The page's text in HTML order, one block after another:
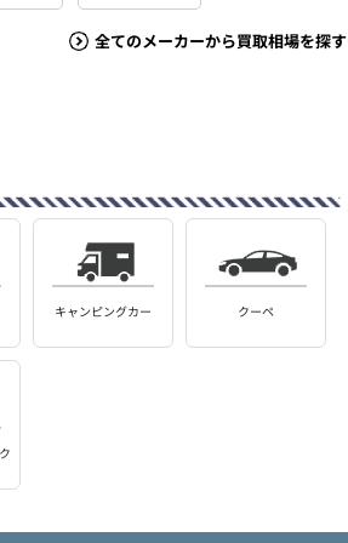
全てのメーカーから買取相場を探す
キャンピングカー クーペ